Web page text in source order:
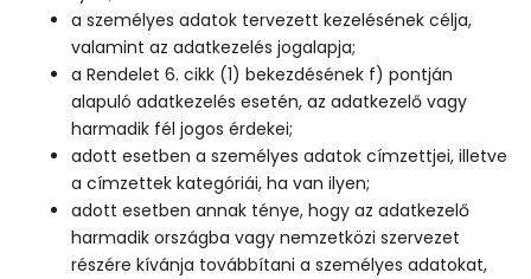
a személyes adatok tervezett kezelésének célja,
valamint az adatkezelés jogalapja;
a Rendelet 6. cikk (1) bekezdésének f) pontján
alapuló adatkezelés esetén, az adatkezelő vagy
harmadik fél jogos érdekei;
adott esetben a személyes adatok címzettjei, illetve
a címzettek kategóriái, ha van ilyen;
adott esetben annak ténye, hogy az adatkezelő
harmadik országba vagy nemzetközi szervezet
részére kívánja továbbítani a személyes adatokat,